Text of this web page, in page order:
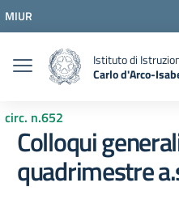
Vai al menu di navigazione
Vai al footer
MIUR
Istituto di
Carlo d'Arco-
circ. n.652
Colloqui
quadrimestre